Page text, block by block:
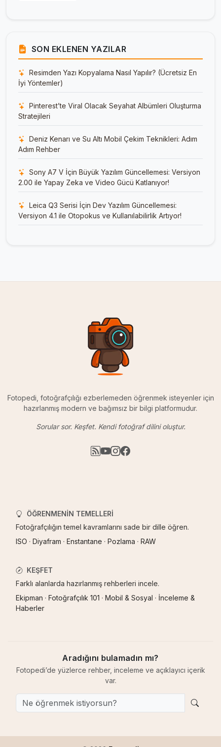
SON EKLENEN YAZILAR
Resimden Yazı Kopyalama Nasıl Yapılır? (Ücretsiz En
İyi Yöntemler)
Pinterest’te Viral Olacak Seyahat Albümleri Oluşturma
Stratejileri
Deniz Kenarı ve Su Altı Mobil Çekim Teknikleri: Adım
Adım Rehber
Sony A7 V İçin Büyük Yazılım Güncellemesi: Versiyon
2.00 ile Yapay Zeka ve Video Gücü Katlanıyor!
Leica Q3 Serisi İçin Dev Yazılım Güncellemesi:
Versiyon 4.1 ile Otopokus ve Kullanılabilirlik Artıyor!
Fotopedi, fotoğrafçılığı ezberlemeden öğrenmek isteyenler için
hazırlanmış modern ve bağımsız bir bilgi platformudur.
Sorular sor. Keşfet. Kendi fotoğraf dilini oluştur.
ÖĞRENMENIN TEMELLERI
Fotoğrafçılığın temel kavramlarını sade bir dille öğren.
ISO · Diyafram · Enstantane · Pozlama · RAW
KEŞFET
Farklı alanlarda hazırlanmış rehberleri incele.
Ekipman · Fotoğrafçılık 101 · Mobil & Sosyal · İnceleme &
Haberler
Aradığını bulamadın mı?
Fotopedi’de yüzlerce rehber, inceleme ve açıklayıcı içerik
var.